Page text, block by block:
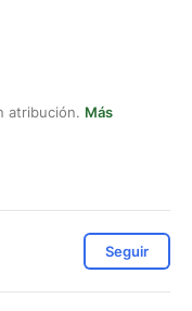
atribución. Más
Seguir